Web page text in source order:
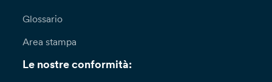
Glossario
Area stampa
Le nostre conformità: